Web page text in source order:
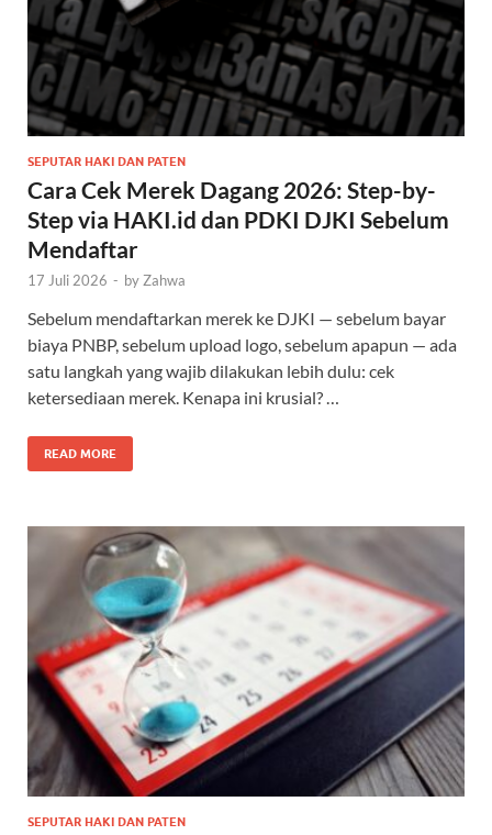
SEPUTAR HAKI DAN PATEN
Cara Cek Merek Dagang 2026: Step-by-
Step via HAKI.id dan PDKI DJKI Sebelum
Mendaftar
17 Juli 2026 - byZahwa
Sebelum mendaftarkan merek ke DJKI — sebelum bayar
biaya PNBP, sebelum upload logo, sebelum apapun — ada
satu langkah yang wajib dilakukan lebih dulu: cek
ketersediaan merek. Kenapa ini krusial? …
READ MORE
SEPUTAR HAKI DAN PATEN